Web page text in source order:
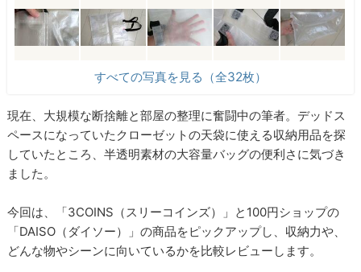
すべての写真を見る（全32枚）
現在、大規模な断捨離と部屋の整理に奮闘中の筆者。デッドス
ペースになっていたクローゼットの天袋に使える収納用品を探
していたところ、半透明素材の大容量バッグの便利さに気づき
ました。
今回は、「3COINS（スリーコインズ）」と100円ショップの
「DAISO（ダイソー）」の商品をピックアップし、収納力や、
どんな物やシーンに向いているかを比較レビューします。